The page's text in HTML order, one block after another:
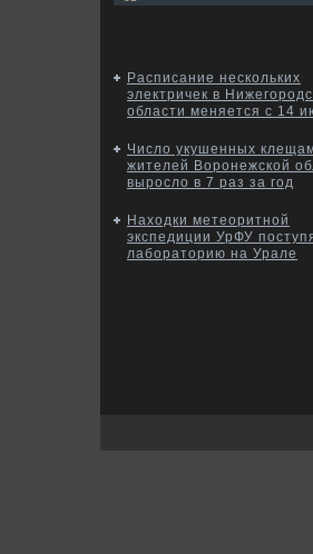
Расписание нескольких
электричек в
области меняется с 14
Число укушенных
жителей Воронежской
выросло в 7 раз за год
Находки метеоритной
экспедиции УрФУ
лабораторию на Урале